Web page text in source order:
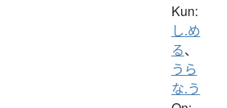
Kun:
し.め
る、
うら
な.う